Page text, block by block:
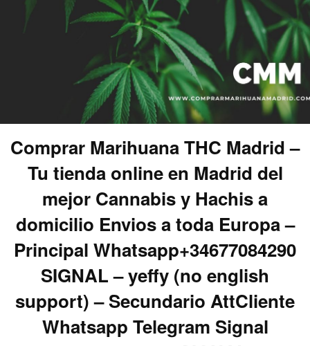
Comprar Marihuana THC Madrid –
Tu tienda online en Madrid del
mejor Cannabis y Hachis a
domicilio Envios a toda Europa –
Principal Whatsapp+34677084290
SIGNAL – yeffy (no english
support) – Secundario AttCliente
Whatsapp Telegram Signal